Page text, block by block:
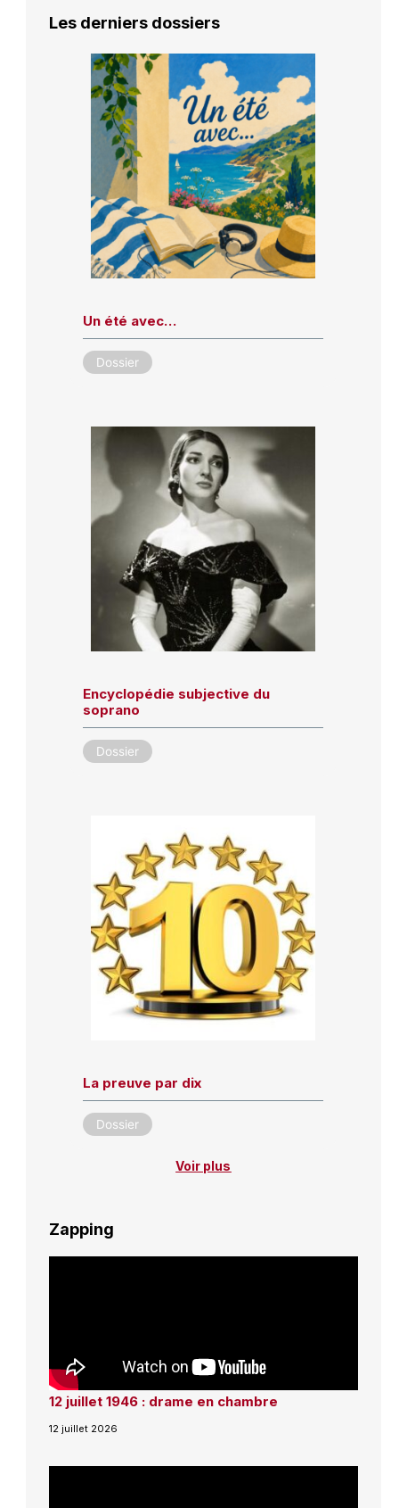
Les derniers dossiers
Un été avec…
Dossier
Encyclopédie subjective du
soprano
Dossier
La preuve par dix
Dossier
Voir plus
Zapping
12 juillet 1946 : drame en chambre
12 juillet 2026